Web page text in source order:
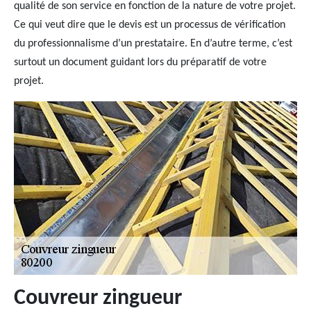
qualité de son service en fonction de la nature de votre projet.
Ce qui veut dire que le devis est un processus de vérification
du professionnalisme d’un prestataire. En d’autre terme, c’est
surtout un document guidant lors du préparatif de votre
projet.
Couvreur zingueur